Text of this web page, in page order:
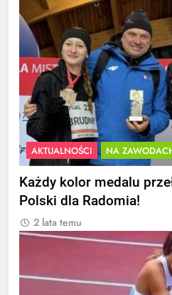
AKTUALNOŚCI NA
Każdy kolor medalu
Polski dla Radomia!
2 lata temu